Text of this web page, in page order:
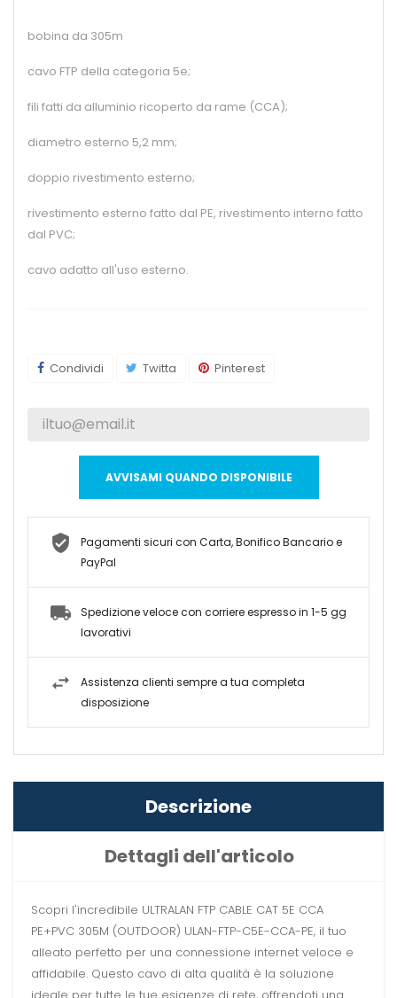
bobina da 305m
cavo FTP della categoria 5e;
fili fatti da alluminio ricoperto da rame (CCA);
diametro esterno 5,2 mm;
doppio rivestimento esterno;
rivestimento esterno fatto dal PE, rivestimento interno fatto
dal PVC;
cavo adatto all'uso esterno.
Condividi Twitta Pinterest
AVVISAMI QUANDO DISPONIBILE
Pagamenti sicuri con Carta, Bonifico Bancario e
PayPal
Spedizione veloce con corriere espresso in 1-5 gg
lavorativi
Assistenza clienti sempre a tua completa
disposizione
Descrizione
Dettagli dell'articolo
Scopri l'incredibile ULTRALAN FTP CABLE CAT 5E CCA
PE+PVC 305M (OUTDOOR) ULAN-FTP-C5E-CCA-PE, il tuo
alleato perfetto per una connessione internet veloce e
affidabile. Questo cavo di alta qualità è la soluzione